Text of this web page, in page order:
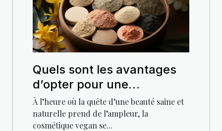
Quels sont les avantages
d’opter pour une
cosmétique vegan pour
votre peau ?
À l’heure où la quête d’une beauté saine et
naturelle prend de l’ampleur, la
cosmétique vegan se...